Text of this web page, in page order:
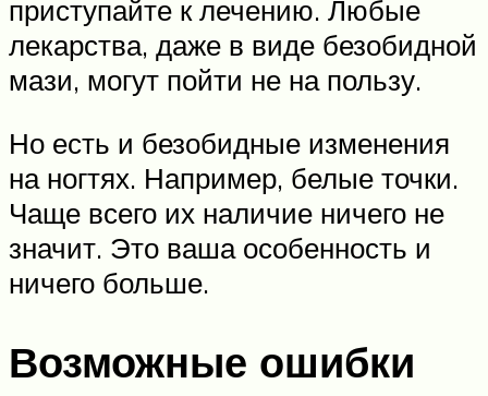
приступайте к лечению. Любые
лекарства, даже в виде безобидной
мази, могут пойти не на пользу.
Но есть и безобидные изменения
на ногтях. Например, белые точки.
Чаще всего их наличие ничего не
значит. Это ваша особенность и
ничего больше.
Возможные ошибки